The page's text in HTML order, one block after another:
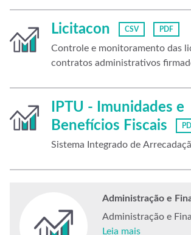
Licitacon CSV PDF
Controle e monitoramento das
contratos administrativos
IPTU - Imunidades e
Benefícios Fiscais
Sistema Integrado de
Administração e
Administração e
Leia mais